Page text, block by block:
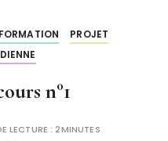
PROJET
n°1
LECTURE :2MINUTES